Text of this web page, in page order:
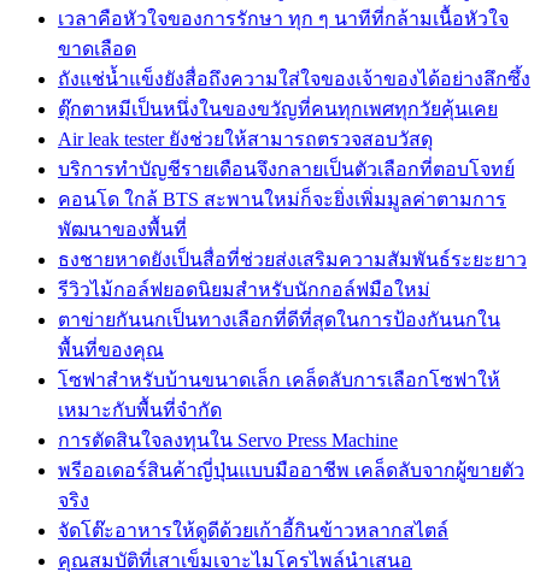
เวลาคือหัวใจของการรักษา ทุก ๆ นาทีที่กล้ามเนื้อหัวใจ
ขาดเลือด
ถังแช่น้ำแข็งยังสื่อถึงความใส่ใจของเจ้าของได้อย่างลึกซึ้ง
ตุ๊กตาหมีเป็นหนึ่งในของขวัญที่คนทุกเพศทุกวัยคุ้นเคย
Air leak tester ยังช่วยให้สามารถตรวจสอบวัสดุ
บริการทำบัญชีรายเดือนจึงกลายเป็นตัวเลือกที่ตอบโจทย์
คอนโด ใกล้ BTS สะพานใหม่ก็จะยิ่งเพิ่มมูลค่าตามการ
พัฒนาของพื้นที่
ธงชายหาดยังเป็นสื่อที่ช่วยส่งเสริมความสัมพันธ์ระยะยาว
รีวิวไม้กอล์ฟยอดนิยมสำหรับนักกอล์ฟมือใหม่
ตาข่ายกันนกเป็นทางเลือกที่ดีที่สุดในการป้องกันนกใน
พื้นที่ของคุณ
โซฟาสำหรับบ้านขนาดเล็ก เคล็ดลับการเลือกโซฟาให้
เหมาะกับพื้นที่จำกัด
การตัดสินใจลงทุนใน Servo Press Machine
พรีออเดอร์สินค้าญี่ปุ่นแบบมืออาชีพ เคล็ดลับจากผู้ขายตัว
จริง
จัดโต๊ะอาหารให้ดูดีด้วยเก้าอี้กินข้าวหลากสไตล์
คุณสมบัติที่เสาเข็มเจาะไมโครไพล์นำเสนอ